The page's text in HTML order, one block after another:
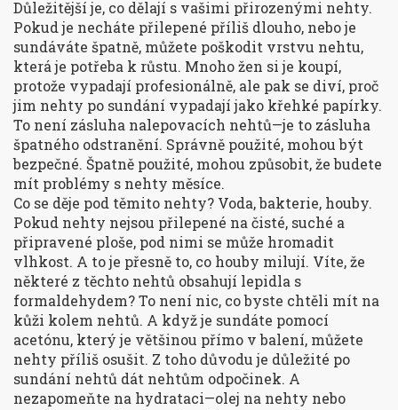
Důležitější je, co dělají s vašimi přirozenými nehty.
Pokud je necháte přilepené příliš dlouho, nebo je
sundáváte špatně, můžete poškodit vrstvu nehtu,
která je potřeba k růstu. Mnoho žen si je koupí,
protože vypadají profesionálně, ale pak se diví, proč
jim nehty po sundání vypadají jako křehké papírky.
To není zásluha nalepovacích nehtů—je to zásluha
špatného odstranění. Správně použité, mohou být
bezpečné. Špatně použité, mohou způsobit, že budete
mít problémy s nehty měsíce.
Co se děje pod těmito nehty? Voda, bakterie, houby.
Pokud nehty nejsou přilepené na čisté, suché a
připravené ploše, pod nimi se může hromadit
vlhkost. A to je přesně to, co houby milují. Víte, že
některé z těchto nehtů obsahují lepidla s
formaldehydem? To není nic, co byste chtěli mít na
kůži kolem nehtů. A když je sundáte pomocí
acetónu, který je většinou přímo v balení, můžete
nehty příliš osušit. Z toho důvodu je důležité po
sundání nehtů dát nehtům odpočinek. A
nezapomeňte na hydrataci—olej na nehty nebo